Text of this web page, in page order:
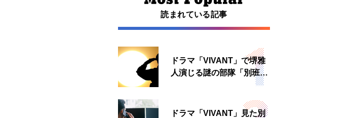
読まれている記事
ドラマ「VIVANT」で堺雅
人演じる謎の部隊「別班」
は実在する？内情知る人物
ドラマ「VIVANT」見た別